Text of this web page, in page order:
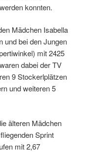
konnten.
Mädchen Isabella
und bei den Jungen
mit 2425
dabei der TV
9 Stockerlplätzen
und weiteren 5
älteren Mädchen
Sprint
mit 2,67